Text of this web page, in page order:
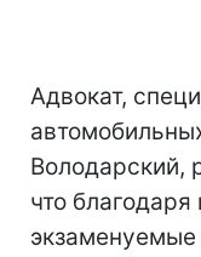
Адвокат,
Володарский,
что
экзаменуемые